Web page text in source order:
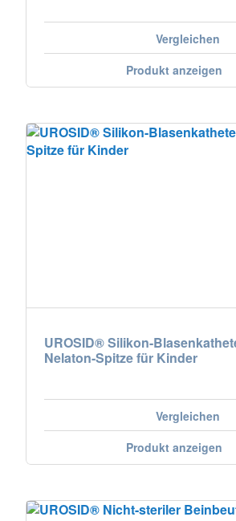
Vergleichen
Produkt anzeigen
UROSID® Silikon-
Nelaton-Spitze für Kinder
Vergleichen
Produkt anzeigen